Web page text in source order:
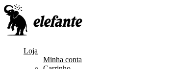
Loja
Minha conta
PRÉ-
-VENDA
LANÇA-
MENTO
LANÇA-
MENTO
LANÇA-
MENTO